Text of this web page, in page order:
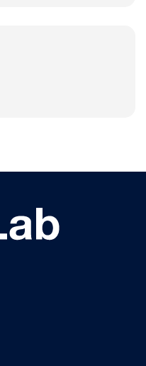
(formerly Twitter)
Instagram